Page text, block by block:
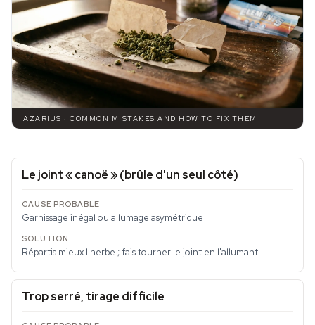
AZARIUS · COMMON MISTAKES AND HOW TO FIX THEM
Le joint « canoë » (brûle d'un seul côté)
Garnissage inégal ou allumage asymétrique
Répartis mieux l'herbe ; fais tourner le joint en l'allumant
Trop serré, tirage difficile